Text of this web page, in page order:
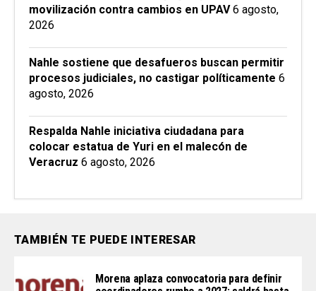
movilización contra cambios en UPAV 6 agosto,
2026
Nahle sostiene que desafueros buscan permitir
procesos judiciales, no castigar políticamente 6
agosto, 2026
Respalda Nahle iniciativa ciudadana para
colocar estatua de Yuri en el malecón de
Veracruz 6 agosto, 2026
TAMBIÉN TE PUEDE INTERESAR
Morena aplaza convocatoria para definir